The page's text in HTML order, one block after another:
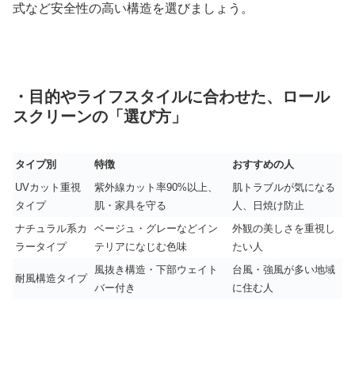
式など安全性の高い構造を選びましょう。
・目的やライフスタイルに合わせた、ロール
スクリーンの「選び方」
タイプ別 特徴
おすすめの人
UVカット重視
タイプ
紫外線カット率90%以上、
肌・家具を守る
肌トラブルが気になる
人、日焼け防止
ナチュラル系カ
ラータイプ
ベージュ・グレーなどイン
テリアになじむ色味
外観の美しさを重視し
たい人
耐風構造タイプ
風抜き構造・下部ウェイト
バー付き
台風・強風が多い地域
に住む人